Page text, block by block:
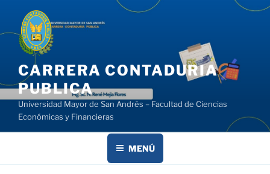
contenido
CARRERA CONTADURIA
PUBLICA
Universidad Mayor de San Andrés – Facultad de Ciencias
Económicas y Financieras
MENÚ